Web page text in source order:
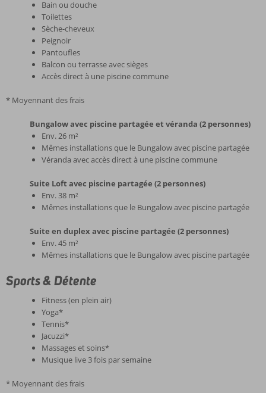
Bain ou douche
Toilettes
Sèche-cheveux
Peignoir
Pantoufles
Balcon ou terrasse avec sièges
Accès direct à une piscine commune
* Moyennant des frais
Bungalow avec piscine partagée et véranda (2 personnes)
Env. 26 m²
Mêmes installations que le Bungalow avec piscine partagée
Véranda avec accès direct à une piscine commune
Suite Loft avec piscine partagée (2 personnes)
Env. 38 m²
Mêmes installations que le Bungalow avec piscine partagée
Suite en duplex avec piscine partagée (2 personnes)
Env. 45 m²
Mêmes installations que le Bungalow avec piscine partagée
Sports & Détente
Fitness (en plein air)
Yoga*
Tennis*
Jacuzzi*
Massages et soins*
Musique live 3 fois par semaine
* Moyennant des frais